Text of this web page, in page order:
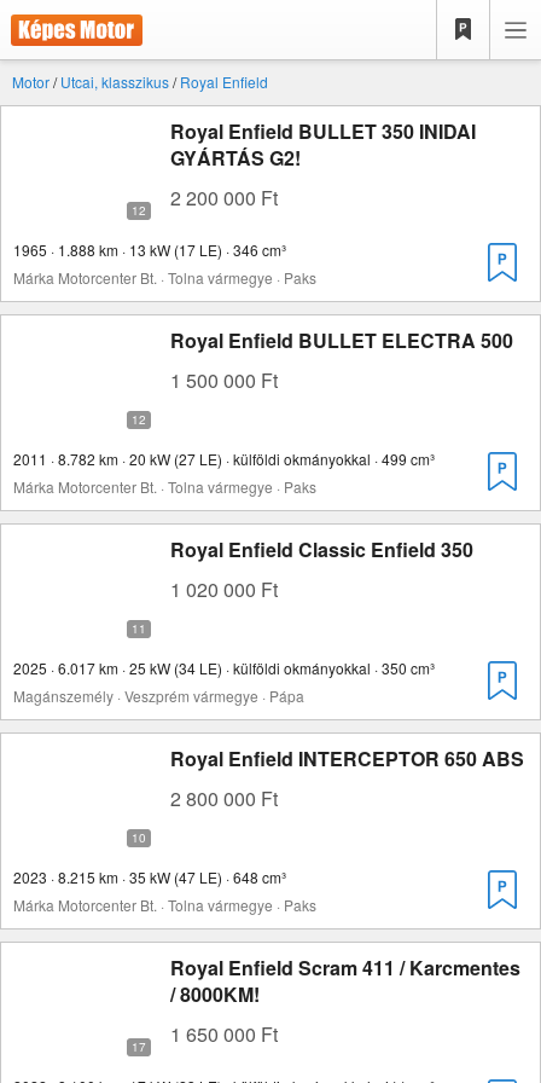
Motor/Utcai, klasszikus/Royal Enfield
Royal Enfield BULLET 350 INIDAI
GYÁRTÁS G2!
2 200 000 Ft
1965 · 1.888 km · 13 kW (17 LE) · 346 cm³
Márka Motorcenter Bt. · Tolna vármegye · Paks
Royal Enfield BULLET ELECTRA 500
1 500 000 Ft
2011 · 8.782 km · 20 kW (27 LE) · külföldi okmányokkal · 499 cm³
Márka Motorcenter Bt. · Tolna vármegye · Paks
Royal Enfield Classic Enfield 350
1 020 000 Ft
2025 · 6.017 km · 25 kW (34 LE) · külföldi okmányokkal · 350 cm³
Magánszemély · Veszprém vármegye · Pápa
Royal Enfield INTERCEPTOR 650 ABS
2 800 000 Ft
2023 · 8.215 km · 35 kW (47 LE) · 648 cm³
Márka Motorcenter Bt. · Tolna vármegye · Paks
Royal Enfield Scram 411 / Karcmentes
/ 8000KM!
1 650 000 Ft